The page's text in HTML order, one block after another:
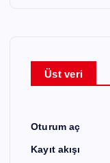
Üst veri
Oturum aç
Kayıt akışı